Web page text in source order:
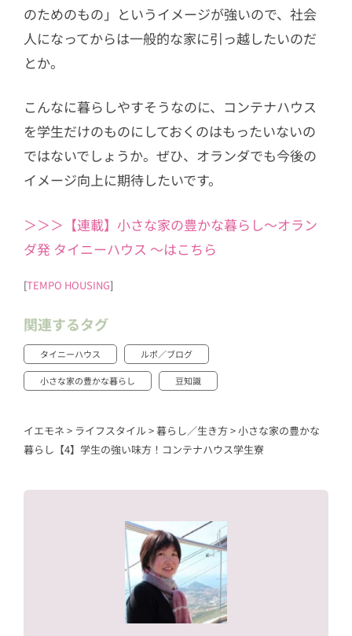
のためのもの」というイメージが強いので、社会
人になってからは一般的な家に引っ越したいのだ
とか。
こんなに暮らしやすそうなのに、コンテナハウス
を学生だけのものにしておくのはもったいないの
ではないでしょうか。ぜひ、オランダでも今後の
イメージ向上に期待したいです。
＞＞＞【連載】小さな家の豊かな暮らし〜オラン
ダ発 タイニーハウス 〜はこちら
[TEMPO HOUSING]
関連するタグ
タイニーハウス ルポ／ブログ
小さな家の豊かな暮らし 豆知識
イエモネ > ライフスタイル>暮らし／生き方>小さな家の豊かな
暮らし【4】学生の強い味方！コンテナハウス学生寮